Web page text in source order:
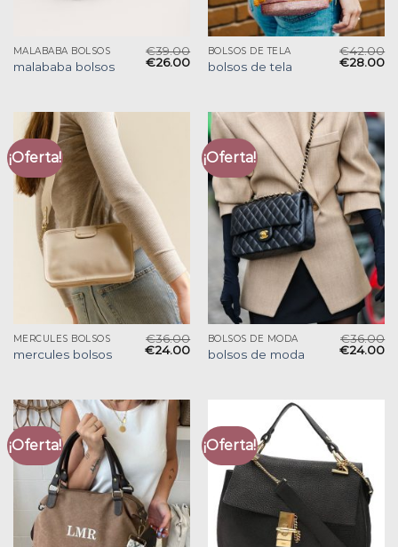
MALABABA BOLSOS
malababa bolsos
€39.00
€26.00
BOLSOS DE TELA
bolsos de tela
€42.00
€28.00
¡Oferta!
MERCULES BOLSOS
mercules bolsos
€36.00
€24.00
¡Oferta!
BOLSOS DE MODA
bolsos de moda
€36.00
€24.00
¡Oferta! ¡Oferta!